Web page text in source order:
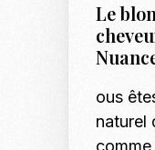
Le
ous
naturel